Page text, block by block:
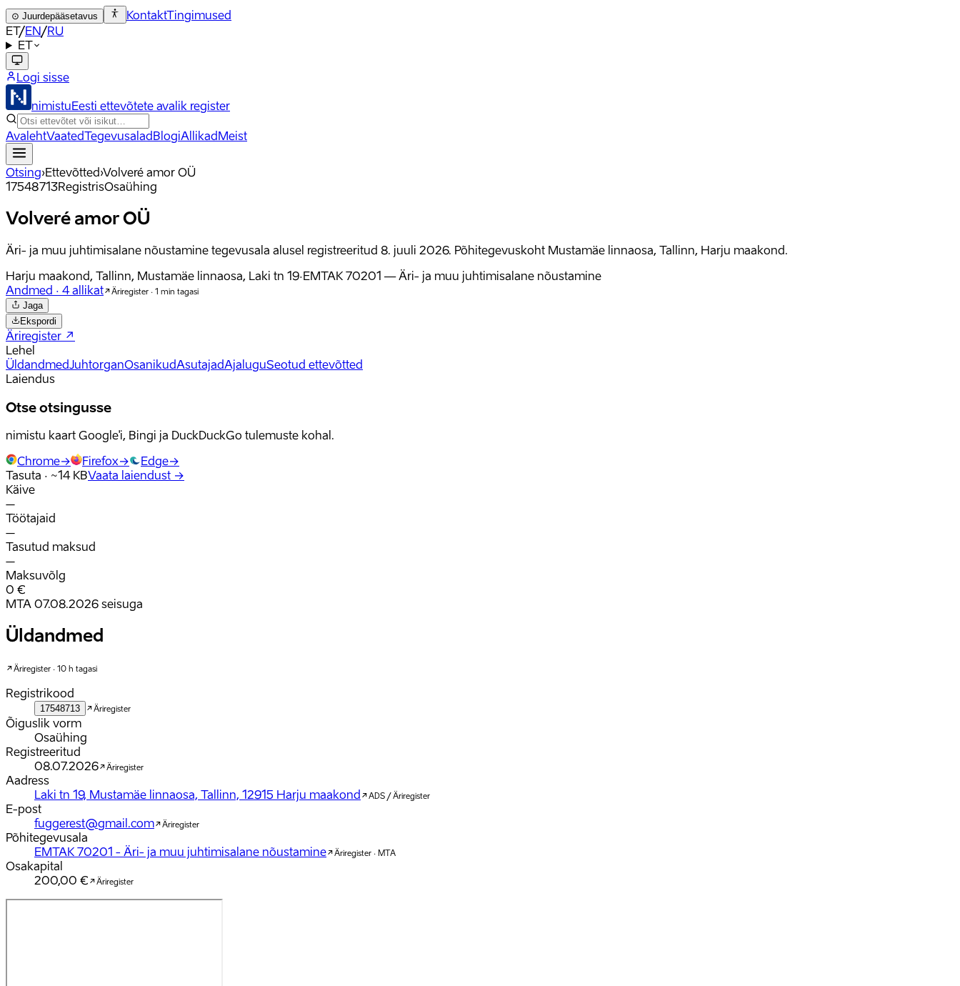
⊙ Juurdepääsetavus KontaktTingimused
ET/EN/RU
ET
Logi sisse
nimistuEesti ettevõtete avalik register
AvalehtVaatedTegevusaladBlogiAllikadMeist
Otsing›Ettevõtted›Volveré amor OÜ
17548713RegistrisOsaühing
Volveré amor OÜ
Äri- ja muu juhtimisalane nõustamine tegevusala alusel registreeritud 8. juuli 2026. Põhitegevuskoht Mustamäe linnaosa, Tallinn, Harju maakond.
Harju maakond, Tallinn, Mustamäe linnaosa, Laki tn 19·EMTAK 70201 — Äri- ja muu juhtimisalane nõustamine
Andmed · 4 allikat Äriregister · 1 min tagasi
Jaga
Ekspordi
Äriregister ↗
Lehel
ÜldandmedJuhtorganOsanikudAsutajadAjaluguSeotud ettevõtted
Laiendus
Otse otsingusse
nimistu kaart Google'i, Bingi ja DuckDuckGo tulemuste kohal.
Chrome→ Firefox→ Edge→
Tasuta · ~14 KBVaata laiendust →
Käive
–
Töötajaid
–
Tasutud maksud
–
Maksuvõlg
0 €
MTA 07.08.2026 seisuga
Üldandmed
Äriregister · 10 h tagasi
Registrikood
17548713 Äriregister
Õiguslik vorm
Osaühing
Registreeritud
08.07.2026
Äriregister
Aadress
Laki tn 19, Mustamäe linnaosa, Tallinn, 12915 Harju maakond
ADS / Äriregister
E-post
fuggerest@gmail.com
Äriregister
Põhitegevusala
EMTAK 70201 - Äri- ja muu juhtimisalane nõustamine
Äriregister · MTA
Osakapital
200,00 €
Äriregister